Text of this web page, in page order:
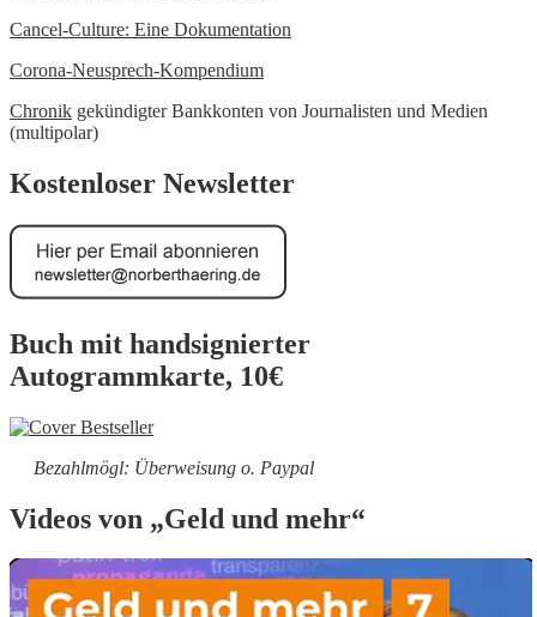
Cancel-Culture: Eine Dokumentation
Corona-Neusprech-Kompendium
Chronik gekündigter Bankkonten von Journalisten und Medien
(multipolar)
Kostenloser Newsletter
Buch mit handsignierter
Autogrammkarte, 10€
Bezahlmögl: Überweisung o. Paypal
Videos von „Geld und mehr“